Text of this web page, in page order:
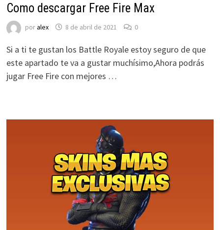
Como descargar Free Fire Max
poralex 8 de abril de 2021 0
Si a ti te gustan los Battle Royale estoy seguro de que
este apartado te va a gustar muchísimo,Ahora podrás
jugar Free Fire con mejores …